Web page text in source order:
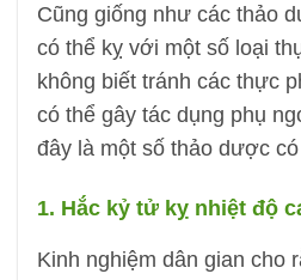
Cũng giống như các thảo
có thể kỵ với một số loại
không biết tránh các thực
có thể gây tác dụng phụ
đây là một số thảo dược
1. Hắc kỷ tử kỵ nhiệt độ
Kinh nghiệm dân gian cho